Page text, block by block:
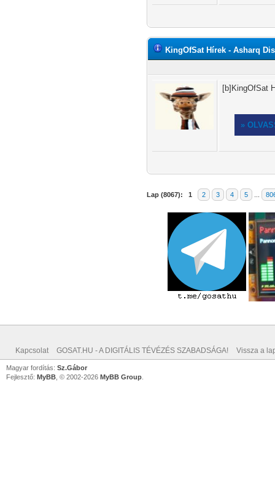
KingOfSat Hírek - Asharq
[b]KingOfSat
»
Lap (8067): 1 2 3 4 5
Kapcsolat GOSAT.HU - A DIGITÁLIS TÉVÉZÉS SZABADSÁGA! Vissza a
Magyar fordítás: Sz.Gábor
Fejlesztő: MyBB , © 2002-2026 MyBB Group